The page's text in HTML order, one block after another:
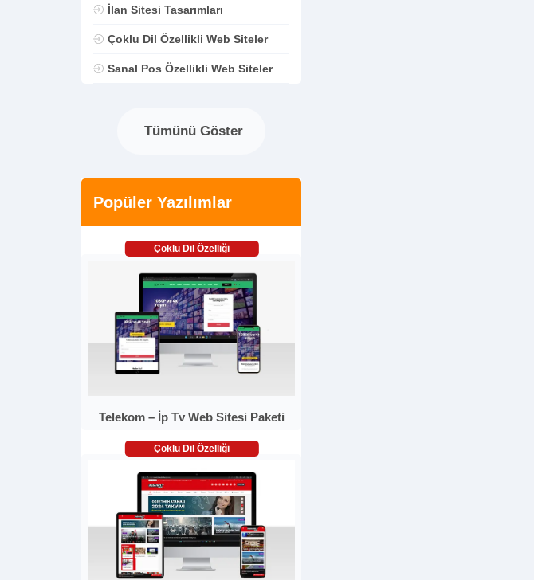
İlan Sitesi Tasarımları
Çoklu Dil Özellikli Web Siteler
Sanal Pos Özellikli Web Siteler
Tümünü Göster
Popüler Yazılımlar
Çoklu Dil Özelliği
Telekom – İp Tv Web Sitesi Paketi
Çoklu Dil Özelliği